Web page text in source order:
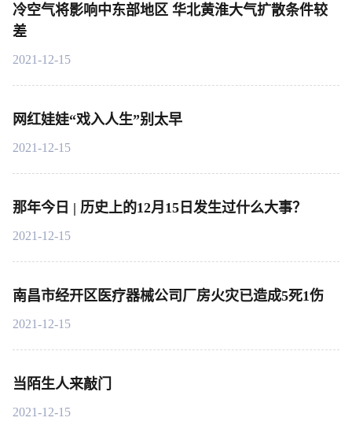
冷空气将影响中东部地区 华北黄淮大气扩散条件较
差
2021-12-15
网红娃娃“戏入人生”别太早
2021-12-15
那年今日 | 历史上的12月15日发生过什么大事？
2021-12-15
南昌市经开区医疗器械公司厂房火灾已造成5死1伤
2021-12-15
当陌生人来敲门
2021-12-15